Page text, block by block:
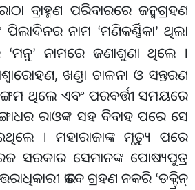
ବ୍ରାହ୍ମଣ ପରିବାରରେ ଜନ୍ମଗ୍ରହଣ
ପିଲାଦିନର ନାମ ‘ମଣିକର୍ଣ୍ଣିକା’ଥିଲା
‘ମନୁ’ ନାମରେ ଜଣାଶୁଣା ଥିଲେ ।
ଖଣ୍ଡା ଚାଳନା ଓ ସନ୍ତରଣ
ଥିଲେ ଏବଂ ପରବର୍ତ୍ତୀ ସମୟରେ
ରାଓଙ୍କ ସହ ବିବାହ ପରେ ସେ
। ମହାରାଜାଙ୍କ ମୃତ୍ୟୁ ପରେ
ସରକାର ସେମାନଙ୍କ ପୋଷ୍ୟପୁତ୍ର
ଭାବେ ଗ୍ରହଣ ନକରି ‘ଡକ୍ଟ୍ରିନ୍